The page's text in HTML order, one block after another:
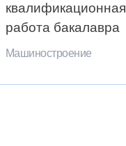
квалификационная
работа бакалавра
Машиностроение